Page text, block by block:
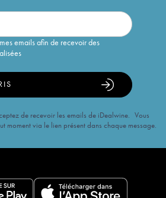
emails afin de recevoir des
de recevoir les emails de iDealwine. Vous
moment via le lien présent dans chaque message.